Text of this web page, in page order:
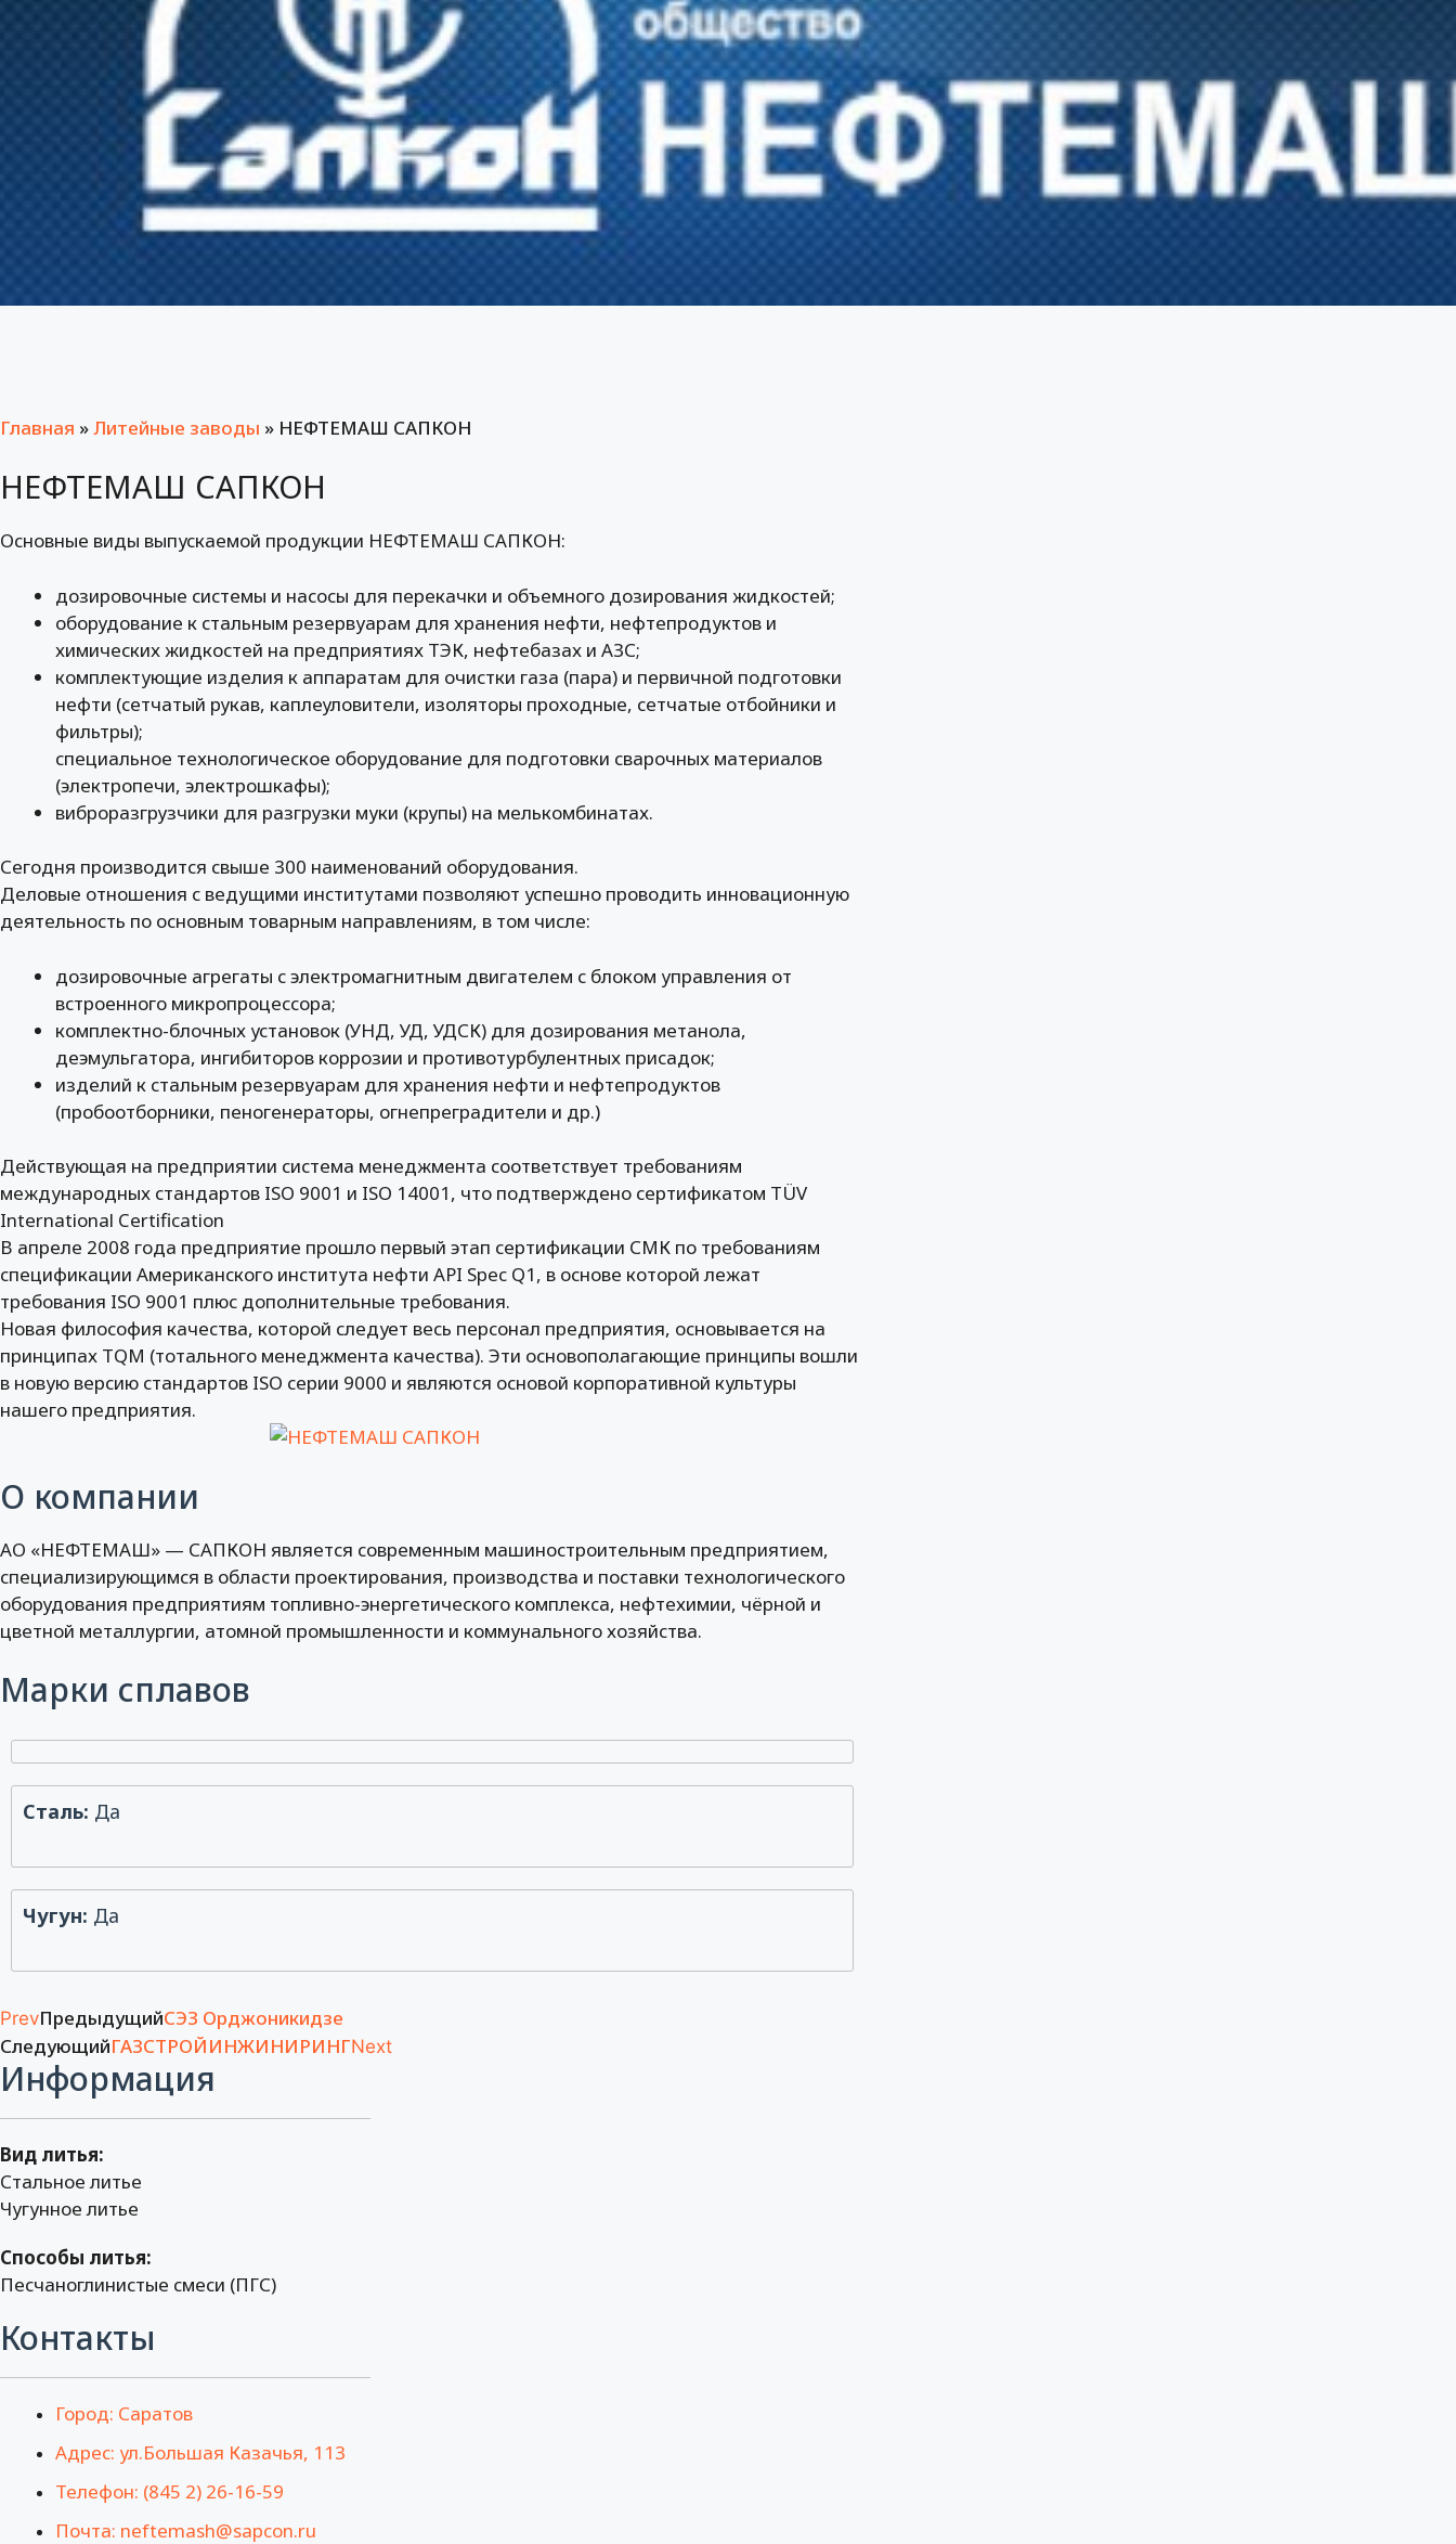
Главная »Литейные заводы » НЕФТЕМАШ САПКОН
НЕФТЕМАШ САПКОН
Основные виды выпускаемой продукции НЕФТЕМАШ САПКОН:
дозировочные системы и насосы для перекачки и объемного дозирования жидкостей;
оборудование к стальным резервуарам для хранения нефти, нефтепродуктов и
химических жидкостей на предприятиях ТЭК, нефтебазах и АЗС;
комплектующие изделия к аппаратам для очистки газа (пара) и первичной подготовки
нефти (сетчатый рукав, каплеуловители, изоляторы проходные, сетчатые отбойники и
фильтры);
специальное технологическое оборудование для подготовки сварочных материалов
(электропечи, электрошкафы);
виброразгрузчики для разгрузки муки (крупы) на мелькомбинатах.
Сегодня производится свыше 300 наименований оборудования.
Деловые отношения с ведущими институтами позволяют успешно проводить инновационную
деятельность по основным товарным направлениям, в том числе:
дозировочные агрегаты с электромагнитным двигателем с блоком управления от
встроенного микропроцессора;
комплектно-блочных установок (УНД, УД, УДСК) для дозирования метанола,
деэмульгатора, ингибиторов коррозии и противотурбулентных присадок;
изделий к стальным резервуарам для хранения нефти и нефтепродуктов
(пробоотборники, пеногенераторы, огнепреградители и др.)
Действующая на предприятии система менеджмента соответствует требованиям
международных стандартов ISO 9001 и ISO 14001, что подтверждено сертификатом TÜV
International Certification
В апреле 2008 года предприятие прошло первый этап сертификации СМК по требованиям
спецификации Американского института нефти API Spec Q1, в основе которой лежат
требования ISO 9001 плюс дополнительные требования.
Новая философия качества, которой следует весь персонал предприятия, основывается на
принципах TQМ (тотального менеджмента качества). Эти основополагающие принципы вошли
в новую версию стандартов ISО серии 9000 и являются основой корпоративной культуры
нашего предприятия.
О компании
АО «НЕФТЕМАШ» — САПКОН является современным машиностроительным предприятием,
специализирующимся в области проектирования, производства и поставки технологического
оборудования предприятиям топливно-энергетического комплекса, нефтехимии, чёрной и
цветной металлургии, атомной промышленности и коммунального хозяйства.
Марки сплавов
Сталь: Да
Чугун: Да
PrevПредыдущийСЭЗ Орджоникидзе
СледующийГАЗСТРОЙИНЖИНИРИНГNext
Информация
Вид литья:
Стальное литье
Чугунное литье
Способы литья:
Песчаноглинистые смеси (ПГС)
Контакты
Город: Саратов
Адрес: ул.Большая Казачья, 113
Телефон: (845 2) 26-16-59
Почта: neftemash@sapcon.ru